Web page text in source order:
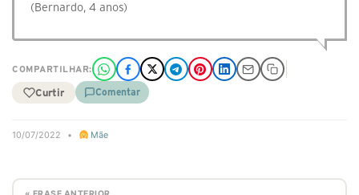
(Bernardo, 4 anos)
COMPARTILHAR:
Curtir Comentar
10/07/2022 • Mãe